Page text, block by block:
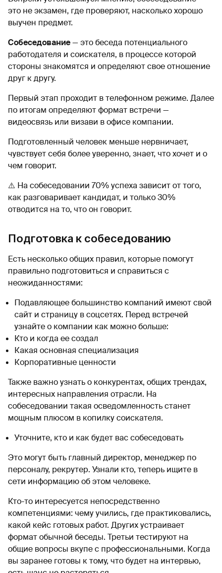
это не экзамен, где проверяют, насколько хорошо
выучен предмет.
Собеседование— это беседа потенциального
работодателя и соискателя, в процессе которой
стороны знакомятся и определяют свое отношение
друг к другу.
Первый этап проходит в телефонном режиме. Далее
по итогам определяют формат встречи —
видеосвязь или визави в офисе компании.
Подготовленный человек меньше нервничает,
чувствует себя более уверенно, знает, что хочет и о
чем говорит.
⚠️ На собеседовании 70% успеха зависит от того,
как разговаривает кандидат, и только 30%
отводится на то, что он говорит.
Подготовка к собеседованию
Есть несколько общих правил, которые помогут
правильно подготовиться и справиться с
неожиданностями:
Подавляющее большинство компаний имеют свой
сайт и страницу в соцсетях. Перед встречей
узнайте о компании как можно больше:
Кто и когда ее создал
Какая основная специализация
Корпоративные ценности
Также важно узнать о конкурентах, общих трендах,
интересных направления отрасли. На
собеседовании такая осведомленность станет
мощным плюсом в копилку соискателя.
Уточните, кто и как будет вас собеседовать
Это могут быть главный директор, менеджер по
персоналу, рекрутер. Узнали кто, теперь ищите в
сети информацию об этом человеке.
Кто-то интересуется непосредственно
компетенциями: чему учились, где практиковались,
какой кейс готовых работ. Других устраивает
формат обычной беседы. Третьи тестируют на
общие вопросы вкупе с профессиональными. Когда
вы заранее готовы к тому, что будет на интервью,